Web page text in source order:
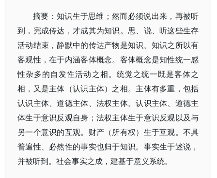
摘要 ： 知识生于思维；然而必须说出来，再被听
到，完成传达，才成其为知识。思、说、听这些生存
活动结束，静默中的传达产物是知识。知识之所以有
客观性，在于内涵客体概念。客体概念是知性统一感
性杂多的自发性活动之相。统觉之统一既是客体之
相，又是主体（认识主体）之相。主体有多重，包括
认识主体、道德主体、法权主体。认识主体、道德主
体生于意识反观自身；法权主体生于意识反观以及与
另一个意识的互观。财产（所有权）生于互观。不具
普遍性、必然性的事实也归于知识。事实生于述说，
并被听到。社会事实之成，建基于意义系统。